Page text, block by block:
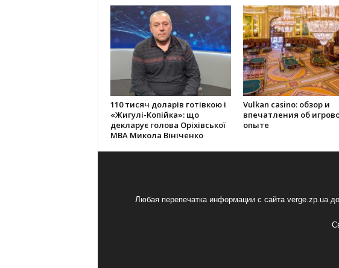
110 тисяч доларів готівкою і
«Жигулі-Копійка»: що
декларує голова Оріхівської
МВА Микола Вініченко
Vulkan casino: обзор и
впечатления об
опыте
Любая перепечатка информации с сайта verge.zp.ua